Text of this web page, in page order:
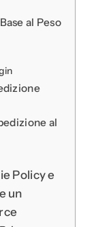
al Peso
al
Policy e
un